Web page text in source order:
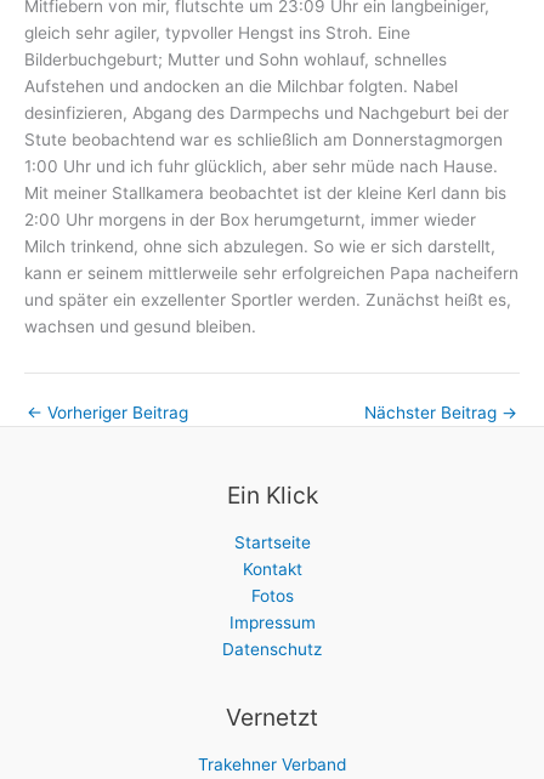
Mitfiebern von mir, flutschte um 23:09 Uhr ein langbeiniger,
gleich sehr agiler, typvoller Hengst ins Stroh. Eine
Bilderbuchgeburt; Mutter und Sohn wohlauf, schnelles
Aufstehen und andocken an die Milchbar folgten. Nabel
desinfizieren, Abgang des Darmpechs und Nachgeburt bei der
Stute beobachtend war es schließlich am Donnerstagmorgen
1:00 Uhr und ich fuhr glücklich, aber sehr müde nach Hause.
Mit meiner Stallkamera beobachtet ist der kleine Kerl dann bis
2:00 Uhr morgens in der Box herumgeturnt, immer wieder
Milch trinkend, ohne sich abzulegen. So wie er sich darstellt,
kann er seinem mittlerweile sehr erfolgreichen Papa nacheifern
und später ein exzellenter Sportler werden. Zunächst heißt es,
wachsen und gesund bleiben.
← Vorheriger Beitrag Nächster Beitrag →
Ein Klick
Startseite
Kontakt
Fotos
Impressum
Datenschutz
Vernetzt
Trakehner Verband